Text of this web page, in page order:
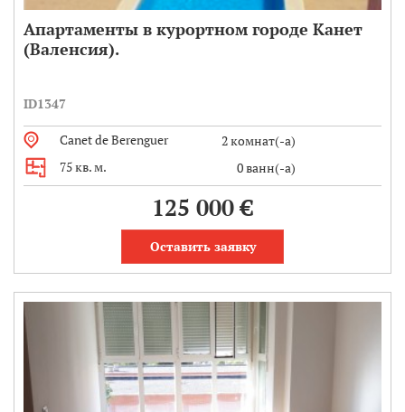
Апартаменты в курортном городе Канет
(Валенсия).
ID1347
Canet de Berenguer
2 комнат(-а)
75 кв. м.
0 ванн(-а)
125 000 €
Оставить заявку